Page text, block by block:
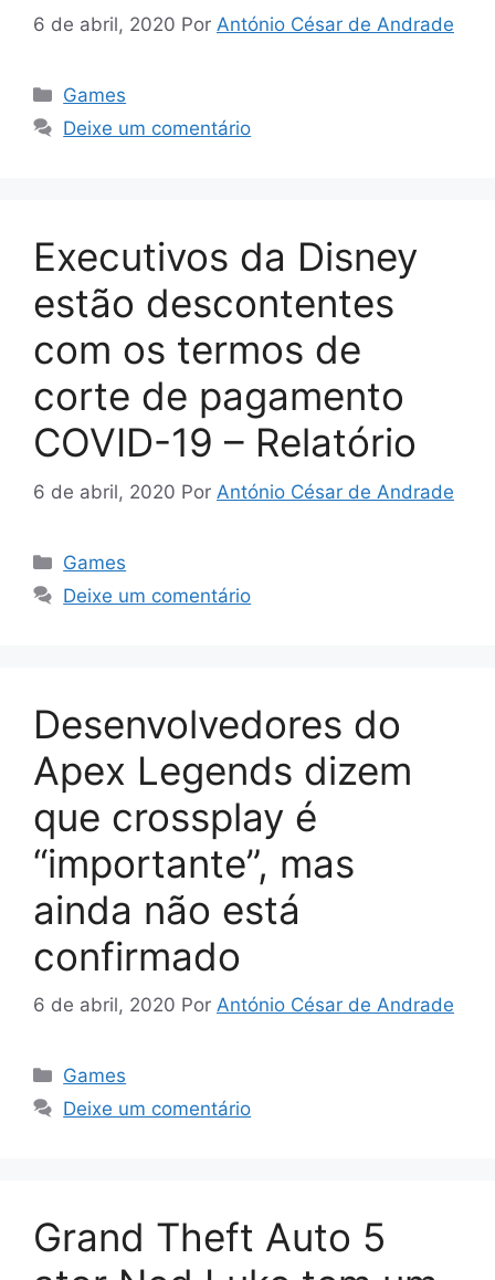
6 de abril, 2020 Por António César de Andrade
Categorias
Games
Deixe um comentário
Executivos da Disney
estão descontentes
com os termos de
corte de pagamento
COVID-19 – Relatório
6 de abril, 2020 Por António César de Andrade
Categorias
Games
Deixe um comentário
Desenvolvedores do
Apex Legends dizem
que crossplay é
“importante”, mas
ainda não está
confirmado
6 de abril, 2020 Por António César de Andrade
Categorias
Games
Deixe um comentário
Grand Theft Auto 5